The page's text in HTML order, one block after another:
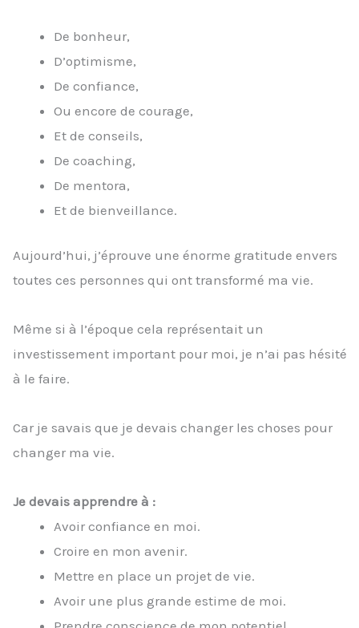
De bonheur,
D’optimisme,
De confiance,
Ou encore de courage,
Et de conseils,
De coaching,
De mentora,
Et de bienveillance.
Aujourd’hui, j’éprouve une énorme gratitude envers
toutes ces personnes qui ont transformé ma vie.
Même si à l’époque cela représentait un
investissement important pour moi, je n’ai pas hésité
à le faire.
Car je savais que je devais changer les choses pour
changer ma vie.
Je devais apprendre à :
Avoir confiance en moi.
Croire en mon avenir.
Mettre en place un projet de vie.
Avoir une plus grande estime de moi.